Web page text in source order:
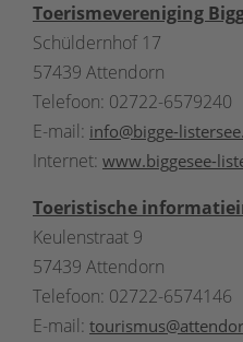
Toerismevereniging
Schüldernhof 17
57439 Attendorn
Telefoon: 02722-6579240
E-mail: info@bigge-
Internet: www.biggesee-
Toeristische informatie
Keulenstraat 9
57439 Attendorn
Telefoon: 02722-6574146
E-mail: